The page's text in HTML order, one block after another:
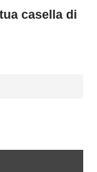
casella di